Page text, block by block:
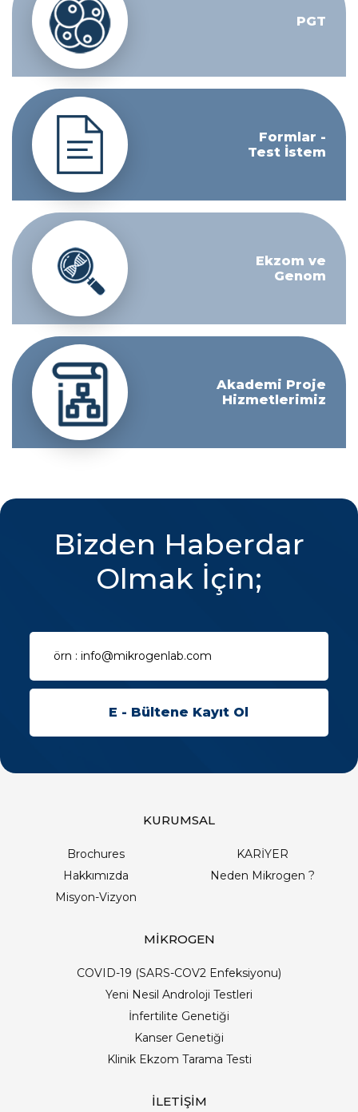
PGT
Formlar -
Test İstem
Ekzom ve
Genom
Akademi Proje
Hizmetlerimiz
Bizden Haberdar
Olmak İçin;
KURUMSAL
Brochures
KARİYER
Hakkımızda
Neden Mikrogen ?
Misyon-Vizyon
MİKROGEN
COVID-19 (SARS-COV2 Enfeksiyonu)
Yeni Nesil Androloji Testleri
İnfertilite Genetiği
Kanser Genetiği
Klinik Ekzom Tarama Testi
İLETİŞİM